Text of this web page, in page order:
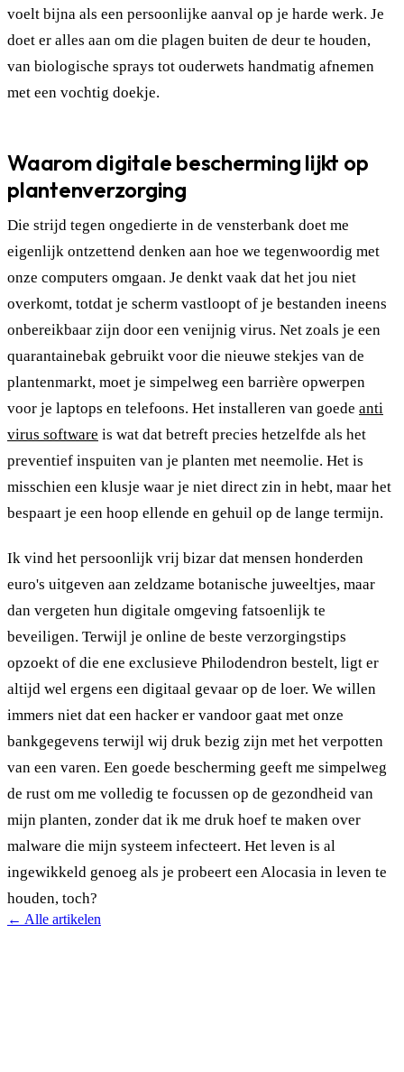
voelt bijna als een persoonlijke aanval op je harde werk. Je
doet er alles aan om die plagen buiten de deur te houden,
van biologische sprays tot ouderwets handmatig afnemen
met een vochtig doekje.
Waarom digitale bescherming lijkt op
plantenverzorging
Die strijd tegen ongedierte in de vensterbank doet me
eigenlijk ontzettend denken aan hoe we tegenwoordig met
onze computers omgaan. Je denkt vaak dat het jou niet
overkomt, totdat je scherm vastloopt of je bestanden ineens
onbereikbaar zijn door een venijnig virus. Net zoals je een
quarantainebak gebruikt voor die nieuwe stekjes van de
plantenmarkt, moet je simpelweg een barrière opwerpen
voor je laptops en telefoons. Het installeren van goede anti
virus software is wat dat betreft precies hetzelfde als het
preventief inspuiten van je planten met neemolie. Het is
misschien een klusje waar je niet direct zin in hebt, maar het
bespaart je een hoop ellende en gehuil op de lange termijn.
Ik vind het persoonlijk vrij bizar dat mensen honderden
euro's uitgeven aan zeldzame botanische juweeltjes, maar
dan vergeten hun digitale omgeving fatsoenlijk te
beveiligen. Terwijl je online de beste verzorgingstips
opzoekt of die ene exclusieve Philodendron bestelt, ligt er
altijd wel ergens een digitaal gevaar op de loer. We willen
immers niet dat een hacker er vandoor gaat met onze
bankgegevens terwijl wij druk bezig zijn met het verpotten
van een varen. Een goede bescherming geeft me simpelweg
de rust om me volledig te focussen op de gezondheid van
mijn planten, zonder dat ik me druk hoef te maken over
malware die mijn systeem infecteert. Het leven is al
ingewikkeld genoeg als je probeert een Alocasia in leven te
houden, toch?
← Alle artikelen